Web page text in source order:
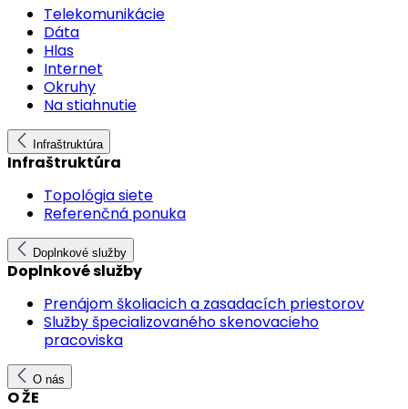
Telekomunikácie
Dáta
Hlas
Internet
Okruhy
Na stiahnutie
Infraštruktúra
Infraštruktúra
Topológia siete
Referenčná ponuka
Doplnkové služby
Doplnkové služby
Prenájom školiacich a zasadacích priestorov
Služby špecializovaného skenovacieho
pracoviska
O nás
O ŽE